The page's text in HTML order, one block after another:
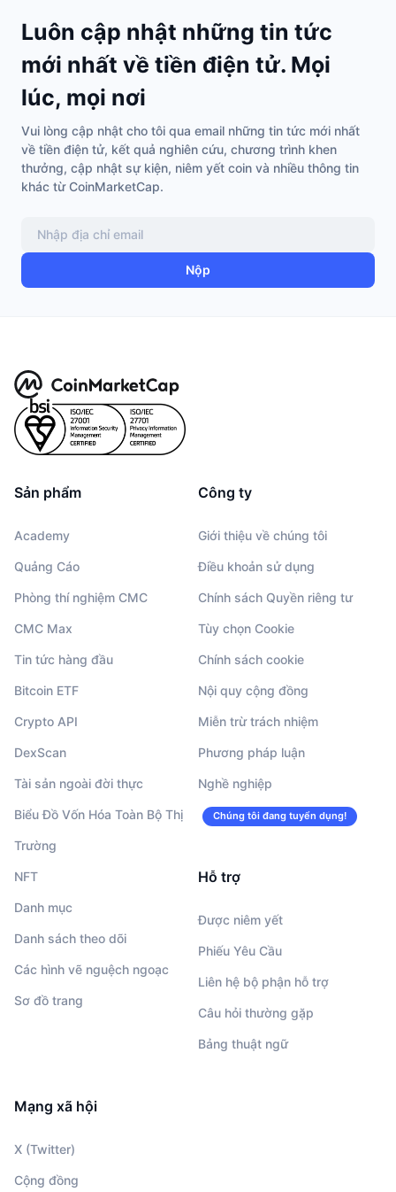
Luôn cập nhật những tin tức
mới nhất về tiền điện tử. Mọi
lúc, mọi nơi
Vui lòng cập nhật cho tôi qua email những tin tức mới nhất
về tiền điện tử, kết quả nghiên cứu, chương trình khen
thưởng, cập nhật sự kiện, niêm yết coin và nhiều thông tin
khác từ CoinMarketCap.
Nộp
Sản phẩm
Academy
Quảng Cáo
Phòng thí nghiệm CMC
CMC Max
Tin tức hàng đầu
Bitcoin ETF
Crypto API
DexScan
Tài sản ngoài đời thực
Biểu Đồ Vốn Hóa Toàn Bộ Thị
Trường
NFT
Danh mục
Danh sách theo dõi
Các hình vẽ nguệch ngoạc
Sơ đồ trang
Công ty
Giới thiệu về chúng tôi
Điều khoản sử dụng
Chính sách Quyền riêng tư
Tùy chọn Cookie
Chính sách cookie
Nội quy cộng đồng
Miễn trừ trách nhiệm
Phương pháp luận
Nghề nghiệp
Chúng tôi đang tuyển dụng!
Hỗ trợ
Được niêm yết
Phiếu Yêu Cầu
Liên hệ bộ phận hỗ trợ
Câu hỏi thường gặp
Bảng thuật ngữ
Mạng xã hội
X (Twitter)
Cộng đồng